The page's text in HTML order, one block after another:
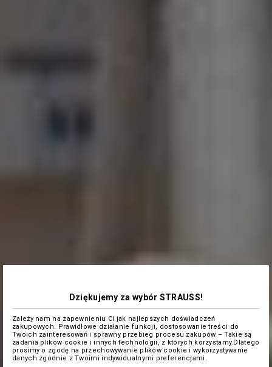
Dziękujemy za wybór STRAUSS!
Zależy nam na zapewnieniu Ci jak najlepszych doświadczeń
zakupowych. Prawidłowe działanie funkcji, dostosowanie treści do
Twoich zainteresowań i sprawny przebieg procesu zakupów – Takie są
zadania plików cookie i innych technologii, z których korzystamy.Dlatego
prosimy o zgodę na przechowywanie plików cookie i wykorzystywanie
danych zgodnie z Twoimi indywidualnymi preferencjami.